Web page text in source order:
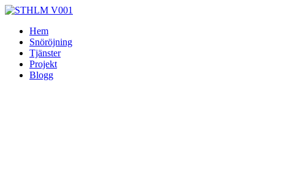
Skip
contentHem
Snöröjning
Tjänster
Projekt
Blogg